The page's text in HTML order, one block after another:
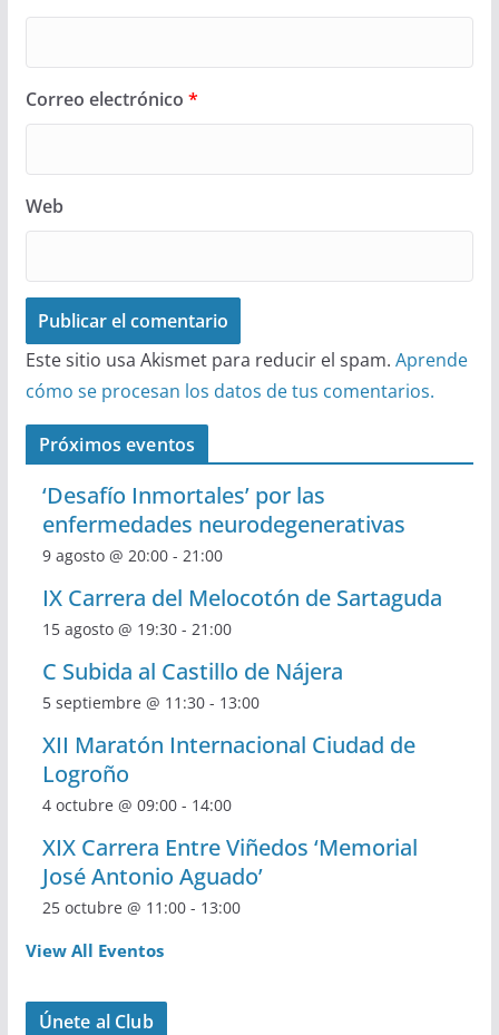
Correo electrónico *
Web
Este sitio usa Akismet para reducir el spam. Aprende
cómo se procesan los datos de tus comentarios.
Próximos eventos
‘Desafío Inmortales’ por las
enfermedades neurodegenerativas
9 agosto @ 20:00- 21:00
IX Carrera del Melocotón de Sartaguda
15 agosto @ 19:30- 21:00
C Subida al Castillo de Nájera
5 septiembre @ 11:30- 13:00
XII Maratón Internacional Ciudad de
Logroño
4 octubre @ 09:00- 14:00
XIX Carrera Entre Viñedos ‘Memorial
José Antonio Aguado’
25 octubre @ 11:00- 13:00
View All Eventos
Únete al Club